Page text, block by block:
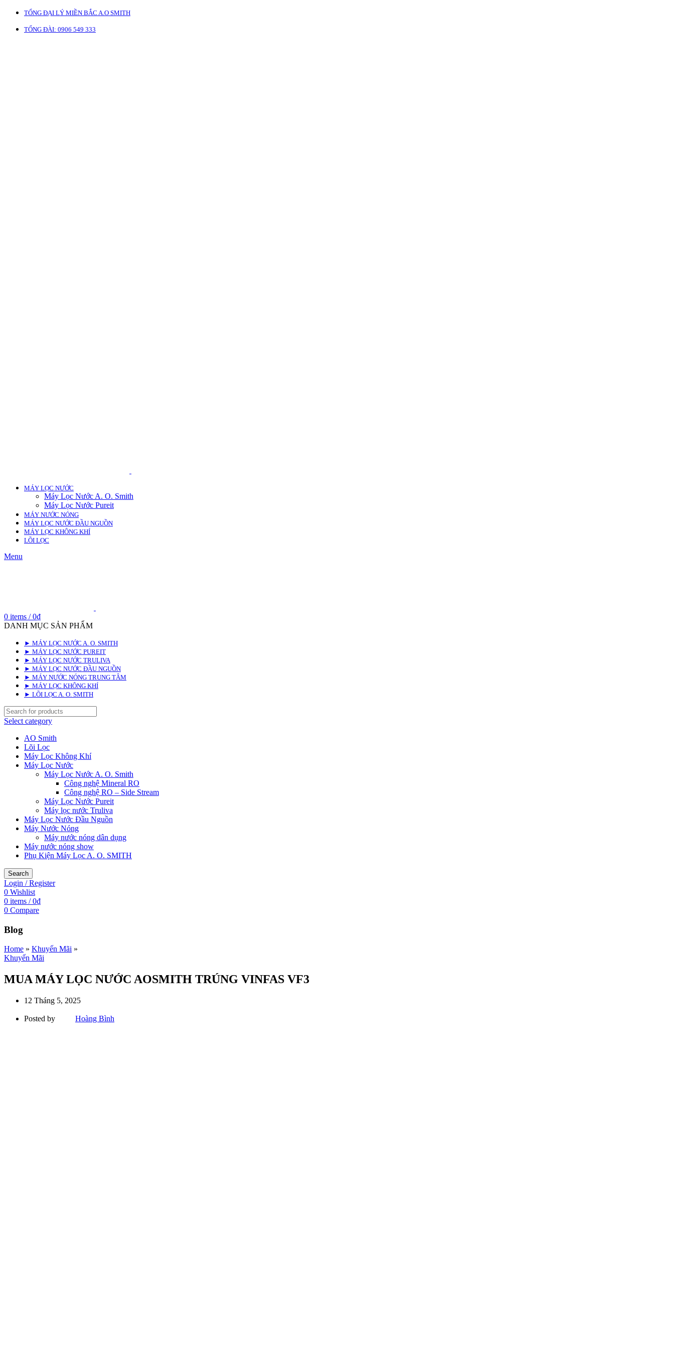
TỔNG ĐẠI LÝ MIỀN BẮC A.O SMITH
TỔNG ĐÀI: 0906 549 333
MÁY LỌC NƯỚC
Máy Lọc Nước A. O. Smith
Máy Lọc Nước Pureit
MÁY NƯỚC NÓNG
MÁY LỌC NƯỚC ĐẦU NGUỒN
MÁY LỌC KHÔNG KHÍ
LÕI LỌC
Menu
0 items / 0₫
DANH MỤC SẢN PHẨM
► MÁY LỌC NƯỚC A. O. SMITH
► MÁY LỌC NƯỚC PUREIT
► MÁY LỌC NƯỚC TRULIVA
► MÁY LỌC NƯỚC ĐẦU NGUỒN
► MÁY NƯỚC NÓNG TRUNG TÂM
► MÁY LỌC KHÔNG KHÍ
► LÕI LỌC A. O. SMITH
Select category
AO Smith
Lõi Lọc
Máy Lọc Không Khí
Máy Lọc Nước
Máy Lọc Nước A. O. Smith
Công nghệ Mineral RO
Công nghệ RO – Side Stream
Máy Lọc Nước Pureit
Máy lọc nước Truliva
Máy Lọc Nước Đầu Nguồn
Máy Nước Nóng
Máy nước nóng dân dụng
Máy nước nóng show
Phụ Kiện Máy Lọc A. O. SMITH
Search
Login / Register
0 Wishlist
0 items / 0₫
0 Compare
Blog
Home » Khuyến Mãi »
Khuyến Mãi
MUA MÁY LỌC NƯỚC AOSMITH TRÚNG VINFAS VF3
12 Tháng 5, 2025
Posted by Hoàng Bình